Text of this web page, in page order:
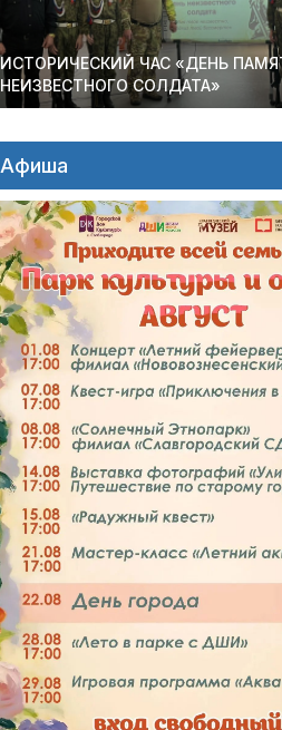
ИСТОРИЧЕСКИЙ ЧАС «ДЕНЬ
НЕИЗВЕСТНОГО СОЛДАТА»
Афиша